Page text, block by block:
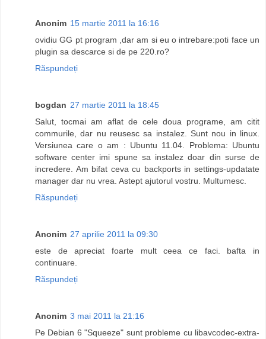
Anonim 15 martie 2011 la 16:16
ovidiu GG pt program ,dar am si eu o intrebare:poti face un
plugin sa descarce si de pe 220.ro?
Răspundeți
bogdan 27 martie 2011 la 18:45
Salut, tocmai am aflat de cele doua programe, am citit
commurile, dar nu reusesc sa instalez. Sunt nou in linux.
Versiunea care o am : Ubuntu 11.04. Problema: Ubuntu
software center imi spune sa instalez doar din surse de
incredere. Am bifat ceva cu backports in settings-updatate
manager dar nu vrea. Astept ajutorul vostru. Multumesc.
Răspundeți
Anonim 27 aprilie 2011 la 09:30
este de apreciat foarte mult ceea ce faci. bafta in
continuare.
Răspundeți
Anonim 3 mai 2011 la 21:16
Pe Debian 6 "Squeeze" sunt probleme cu libavcodec-extra-